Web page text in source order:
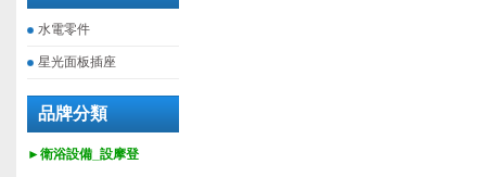
水電零件
星光面板插座
品牌分類
►衛浴設備_設摩登